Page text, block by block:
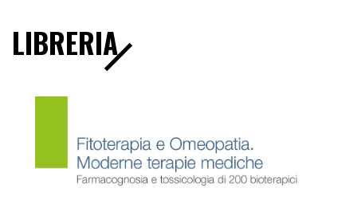
LIBRERIA